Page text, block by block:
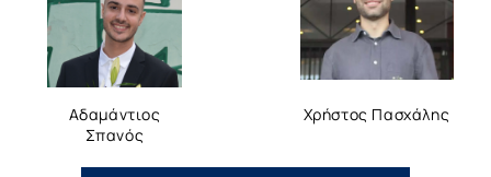
Αδαμάντιος
Σπανός
Χρήστος Πασχάλης